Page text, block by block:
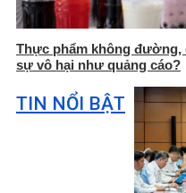
Thực phẩm không
sự vô hại như quảng cáo?
TIN NỔI BẬT